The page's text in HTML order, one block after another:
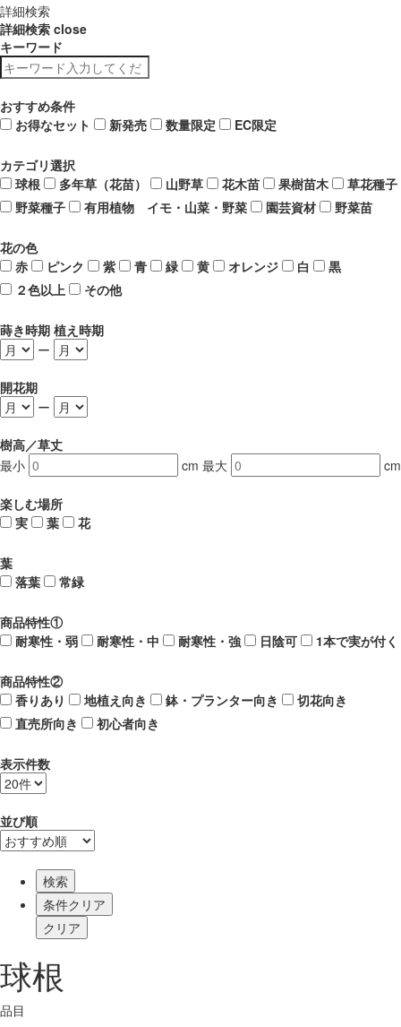
詳細検索
詳細検索 close
キーワード
おすすめ条件
お得なセット
新発売 数量限定 EC限定
カテゴリ選択
球根
多年草（花苗） 山野草 花木苗 果樹苗木
草花種子
野菜種子
有用植物 イモ・山菜・野菜 園芸資材 野菜苗
花の色
赤
ピンク 紫 青 緑 黄 オレンジ 白
黒
２色以上
その他
蒔き時期 植え時期
ー
開花期
ー
樹高／草丈
最小
cm 最大 cm
楽しむ場所
実
葉 花
葉
落葉
常緑
商品特性①
耐寒性・弱
耐寒性・中 耐寒性・強 日陰可 1本で実が付く
商品特性②
香りあり
地植え向き 鉢・プランター向き
切花向き
直売所向き
初心者向き
表示件数
並び順
検索
球根
品目